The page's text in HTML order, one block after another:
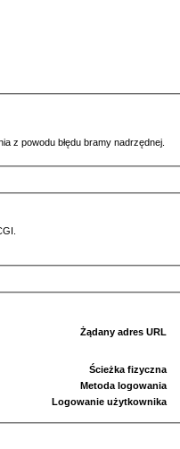
z powodu błędu bramy nadrzędnej.
Żądany adres URL
Ścieżka fizyczna
Metoda logowania
Logowanie użytkownika